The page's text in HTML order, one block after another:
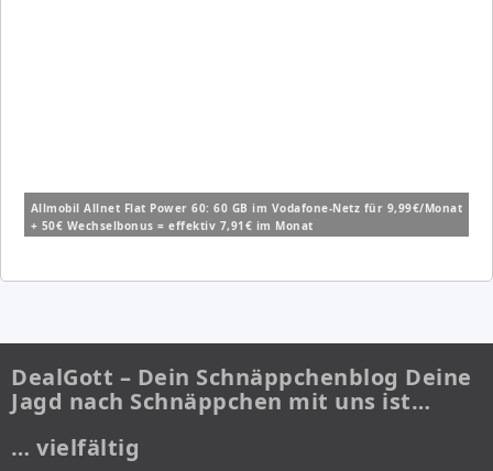
Allmobil Allnet Flat Power 60: 60 GB im Vodafone-Netz für 9,99€/Monat
+ 50€ Wechselbonus = effektiv 7,91€ im Monat
DealGott – Dein Schnäppchenblog Deine
Jagd nach Schnäppchen mit uns ist…
… vielfältig